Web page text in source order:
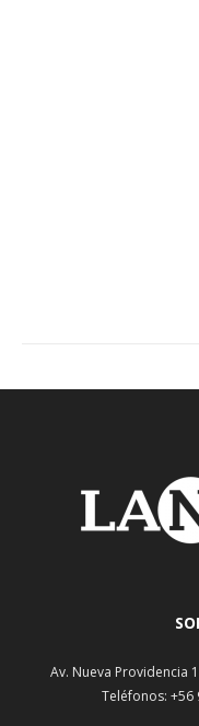
Av. Nueva Providencia
Teléfonos: +56